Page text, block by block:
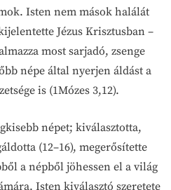
Isten nem mások halálát
Jézus Krisztusban –
most sarjadó, zsenge
népe által nyerjen áldást a
is (1Mózes 3,12).
népet; kiválasztotta,
(12–16), megerősítette
a népből jöhessen el a világ
Isten kiválasztó szeretete